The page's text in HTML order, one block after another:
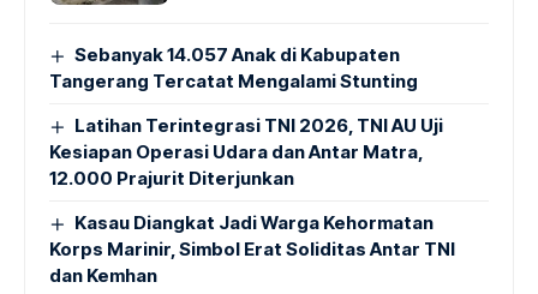
Sebanyak 14.057 Anak di Kabupaten
Tangerang Tercatat Mengalami Stunting
Latihan Terintegrasi TNI 2026, TNI AU Uji
Kesiapan Operasi Udara dan Antar Matra,
12.000 Prajurit Diterjunkan
Kasau Diangkat Jadi Warga Kehormatan
Korps Marinir, Simbol Erat Soliditas Antar TNI
dan Kemhan